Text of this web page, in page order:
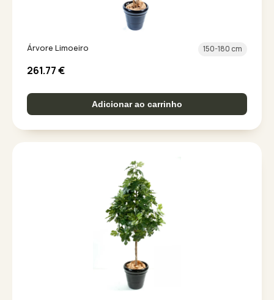
Árvore Limoeiro 150-180 cm
261.77€
Adicionar ao carrinho